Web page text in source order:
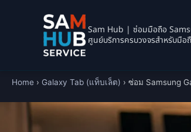
Sam Hub | ซ่อมมือถือ
ศูนย์บริการครบวงจรสำหรับมื
Home › Galaxy Tab (แท็บเล็ต) › ซ่อม Samsung